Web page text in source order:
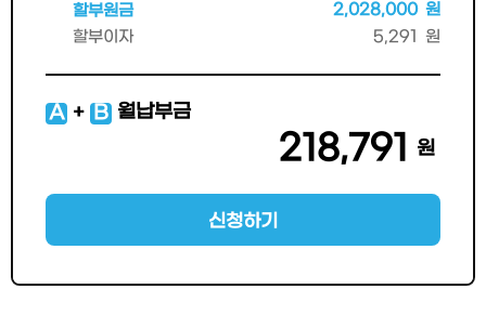
할부원금 2,028,000 원
할부이자
5,291 원
A + B 월납부금
218,791 원
신청하기